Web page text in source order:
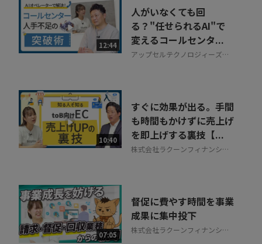
12:44
人がいなくても回
る？"任せられるAI"で
変えるコールセンタ...
アップセルテクノロジィーズ株
10:40
すぐに効果が出る。手間
も時間もかけずに売上げ
を即上げする裏技【...
株式会社ラクーンフィナンシャ
07:05
督促に費やす時間を事業
成果に集中投下
株式会社ラクーンフィナンシャ